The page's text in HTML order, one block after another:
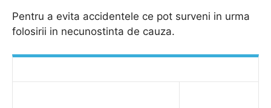
Pentru a evita accidentele ce pot surveni in urma
folosirii in necunostinta de cauza.